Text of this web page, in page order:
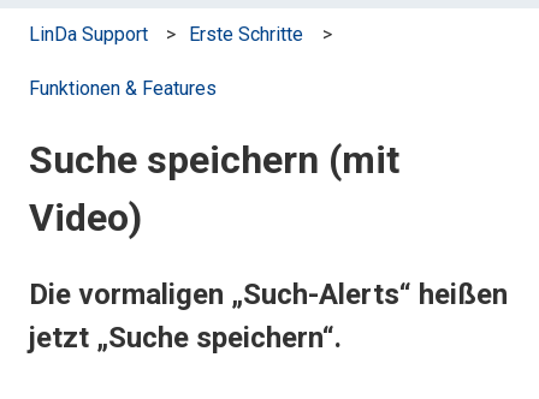
LinDa Support Erste Schritte
Funktionen & Features
Suche speichern (mit
Video)
Die vormaligen „Such-Alerts“ heißen
jetzt „Suche speichern“.